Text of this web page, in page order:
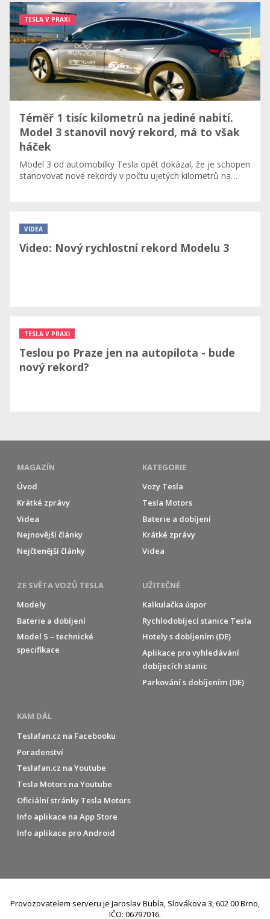
Téměř 1 tisíc kilometrů na jediné nabití.
Model 3 stanovil nový rekord, má to však
háček
​Model 3 od automobilky Tesla opět dokázal, že je schopen
stanovovat nové rekordy v počtu ujetých kilometrů na…
TESLA V PRAXI
Video: Nový rychlostní rekord Modelu 3
VIDEA
Teslou po Praze jen na autopilota - bude
nový rekord?
TESLA V PRAXI
MAGAZÍN
Úvod
Krátké zprávy
Videa
Nejnovější články
Nejčtenější články
KATEGORIE
Vozy Tesla
Tesla Motors
Baterie a dobíjení
Krátké zprávy
Videa
ZE SVĚTA VOZŮ TESLA
Modely
Baterie a dobíjení
Model S – technické
specifikace
UŽITEČNÉ
Kalkulačka úspor
Rychlodobíjecí stanice Tesla
Hotely s dobíjením (DE)
Aplikace pro vyhledávání
dobíjecích stanic
Parkování s dobíjením (DE)
KAM DÁL
Teslafan.cz na Facebooku
Poradenství
Teslafan.cz na Youtube
Tesla Motors na Youtube
Oficiální stránky Tesla Motors
Info aplikace na App Store
Info aplikace pro Android
Provozovatelem serveru je Jaroslav Bubla, Slovákova 3, 602 00 Brno,
IČO: 06797016.